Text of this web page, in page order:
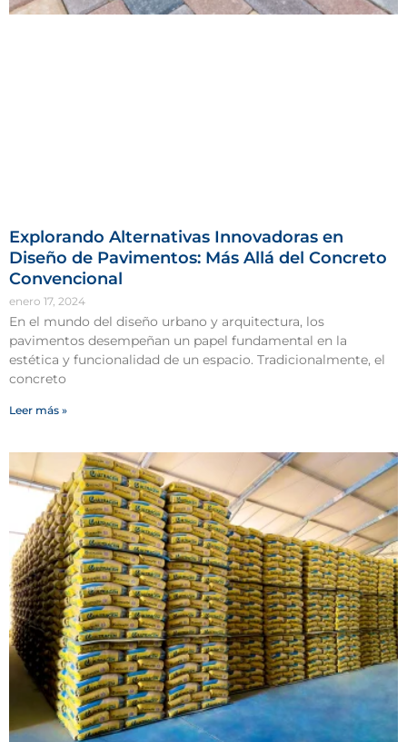
Explorando Alternativas Innovadoras en
Diseño de Pavimentos: Más Allá del Concreto
Convencional
enero 17, 2024
En el mundo del diseño urbano y arquitectura, los
pavimentos desempeñan un papel fundamental en la
estética y funcionalidad de un espacio. Tradicionalmente, el
concreto
Leer más »